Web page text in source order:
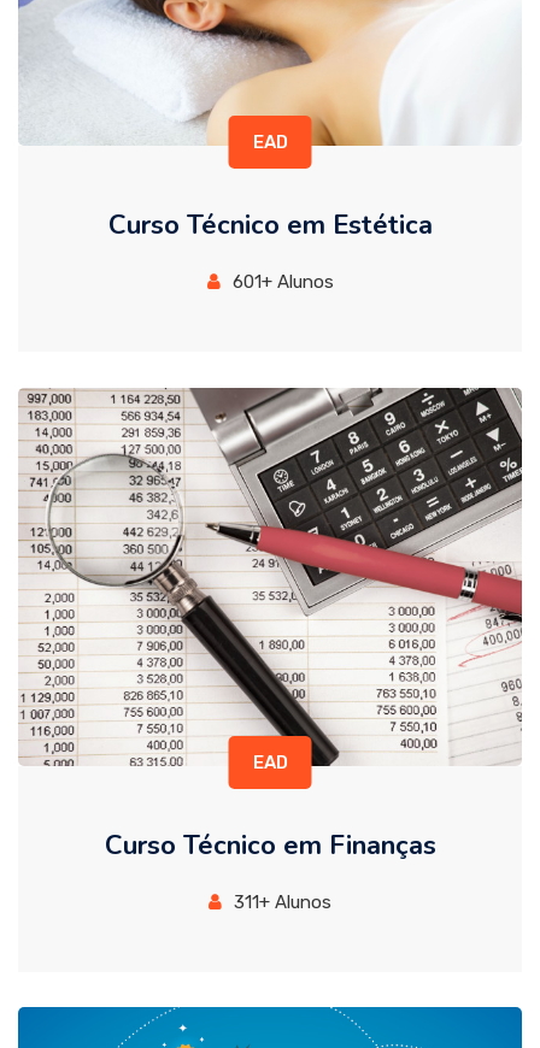
EAD
Curso Técnico em Estética
601+ Alunos
EAD
Curso Técnico em Finanças
311+ Alunos